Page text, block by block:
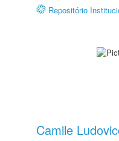
Repositório
Camile